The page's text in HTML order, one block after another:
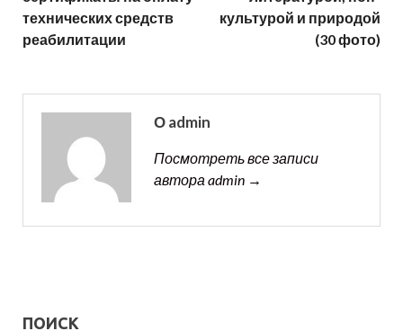
технических средств
реабилитации
культурой и природой
(30 фото)
О admin
Посмотреть все записи
автора admin →
ПОИСК